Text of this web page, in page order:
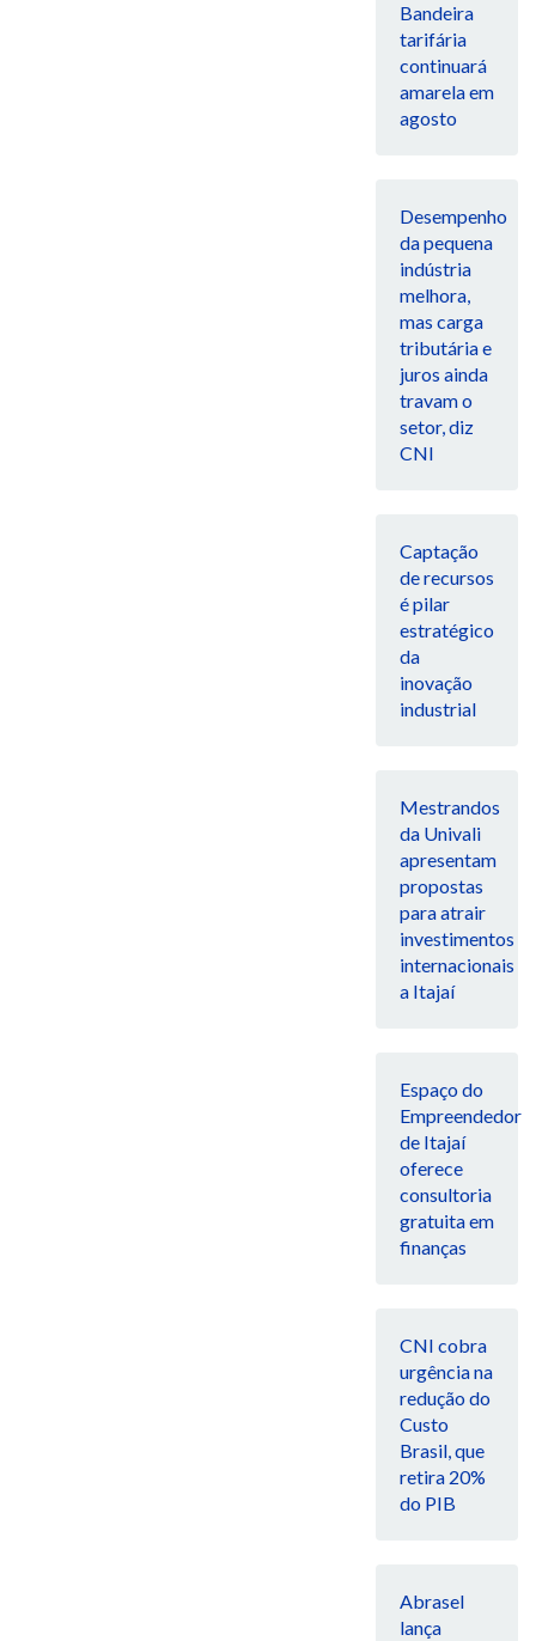
Bandeira
tarifária
continuará
amarela em
agosto
Desempenho
da pequena
indústria
melhora,
mas carga
tributária e
juros ainda
travam o
setor, diz
CNI
Captação
de recursos
é pilar
estratégico
da
inovação
industrial
Mestrandos
da Univali
apresentam
propostas
para atrair
investimentos
internacionais
a Itajaí
Espaço do
Empreendedor
de Itajaí
oferece
consultoria
gratuita em
finanças
CNI cobra
urgência na
redução do
Custo
Brasil, que
retira 20%
do PIB
Abrasel
lança